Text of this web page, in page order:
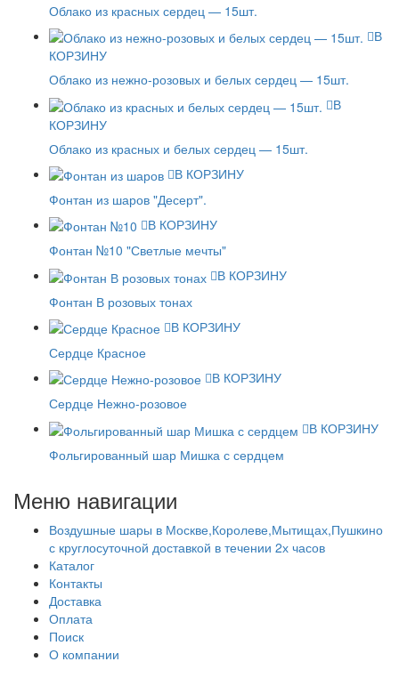
Облако из красных сердец — 15шт.
В
КОРЗИНУ
Облако из нежно-розовых и белых сердец — 15шт.
В
КОРЗИНУ
Облако из красных и белых сердец — 15шт.
В КОРЗИНУ
Фонтан из шаров "Десерт".
В КОРЗИНУ
Фонтан №10 "Светлые мечты"
В КОРЗИНУ
Фонтан В розовых тонах
В КОРЗИНУ
Сердце Красное
В КОРЗИНУ
Сердце Нежно-розовое
В КОРЗИНУ
Фольгированный шар Мишка с сердцем
Меню навигации
Воздушные шары в Москве,Королеве,Мытищах,Пушкино
с круглосуточной доставкой в течении 2х часов
Каталог
Контакты
Доставка
Оплата
Поиск
О компании